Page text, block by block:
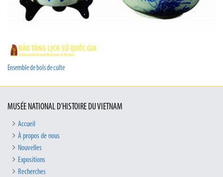
Ensemble de bols de culte
MUSÉE NATIONAL D’HISTOIRE DU VIETNAM
Accueil
À propos de nous
Nouvelles
Expositions
Recherches